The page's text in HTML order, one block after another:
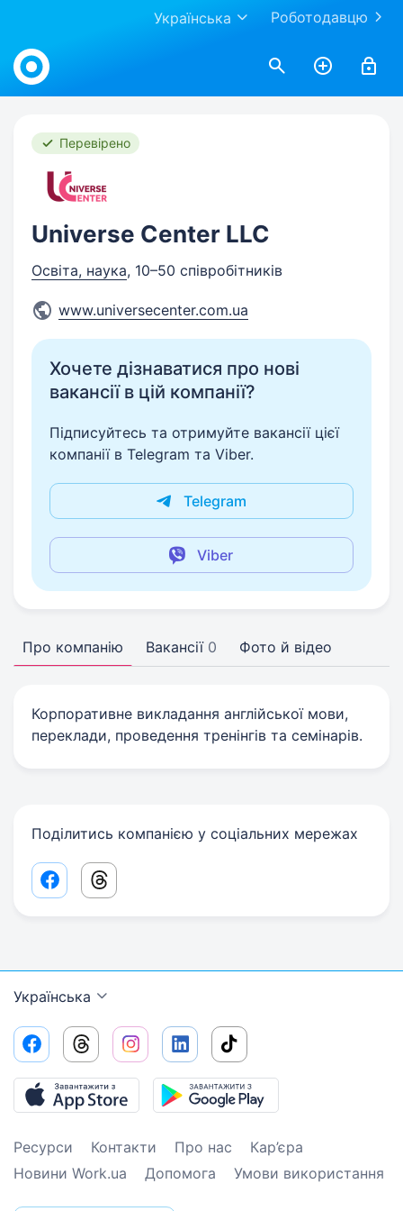
Роботодавцю
Українська
Work.ua
Перевірено
Universe Center LLC
Освіта, наука, 10–50 співробітників
www.universecenter.com.ua
Хочете дізнаватися про нові
вакансії в цій компанії?
Підписуйтесь та отримуйте вакансії цієї
компанії в Telegram та Viber.
Telegram
Viber
Про компанію Вакансії 0 Фото й відео
Корпоративне викладання англійської мови,
переклади, проведення тренінгів та семінарів.
Поділитись компанією у соціальних мережах
Facebook share link
Threads share link
Українська
Ресурси Контакти Про нас
Кар’єра
Новини Work.ua
Допомога Умови використання